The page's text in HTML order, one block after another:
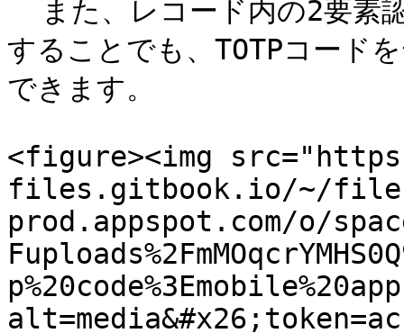
することでも、TOTPコード
できます。
<figure><img
files.gitbook.io/~/
prod.appspot.com/o/